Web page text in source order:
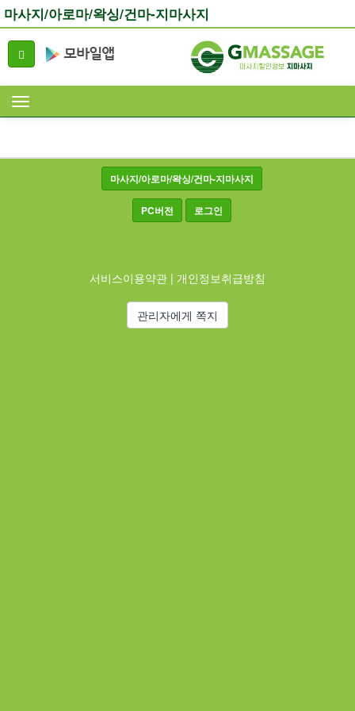
마사지/아로마/왁싱/건마-지마사지
마사지/아로마/왁싱/건마-지마사지
PC버전 로그인
서비스이용약관 | 개인정보취급방침
관리자에게 쪽지